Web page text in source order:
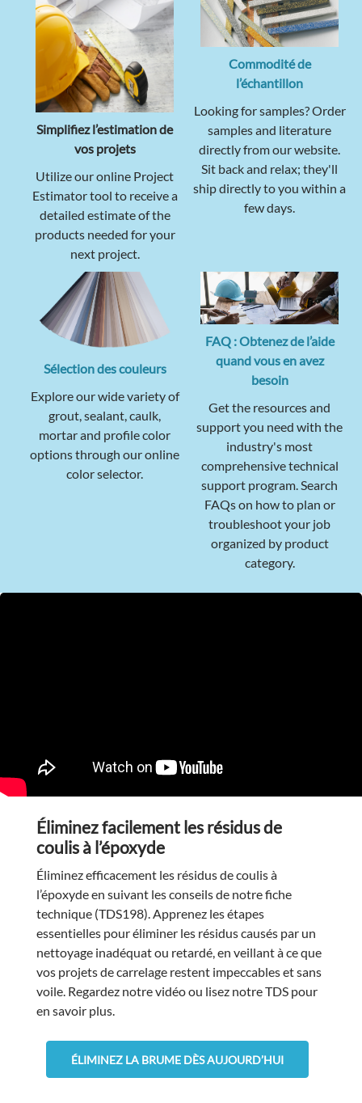
Simplifiez l’estimation de
vos projets
Utilize our online Project
Estimator tool to receive a
detailed estimate of the
products needed for your
next project.
Commodité de
l’échantillon
Looking for samples? Order
samples and literature
directly from our website.
Sit back and relax; they'll
ship directly to you within a
few days.
Sélection des couleurs
Explore our wide variety of
grout, sealant, caulk,
mortar and profile color
options through our online
color selector.
FAQ : Obtenez de l’aide
quand vous en avez
besoin
Get the resources and
support you need with the
industry's most
comprehensive technical
support program. Search
FAQs on how to plan or
troubleshoot your job
organized by product
category.
Éliminez facilement les résidus de
coulis à l’époxyde
Éliminez efficacement les résidus de coulis à
l’époxyde en suivant les conseils de notre fiche
technique (TDS198). Apprenez les étapes
essentielles pour éliminer les résidus causés par un
nettoyage inadéquat ou retardé, en veillant à ce que
vos projets de carrelage restent impeccables et sans
voile. Regardez notre vidéo ou lisez notre TDS pour
en savoir plus.
ÉLIMINEZ LA BRUME DÈS AUJOURD’HUI